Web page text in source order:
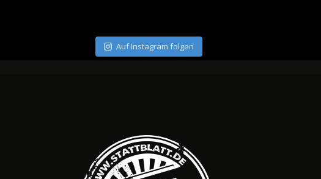
Auf Instagram folgen